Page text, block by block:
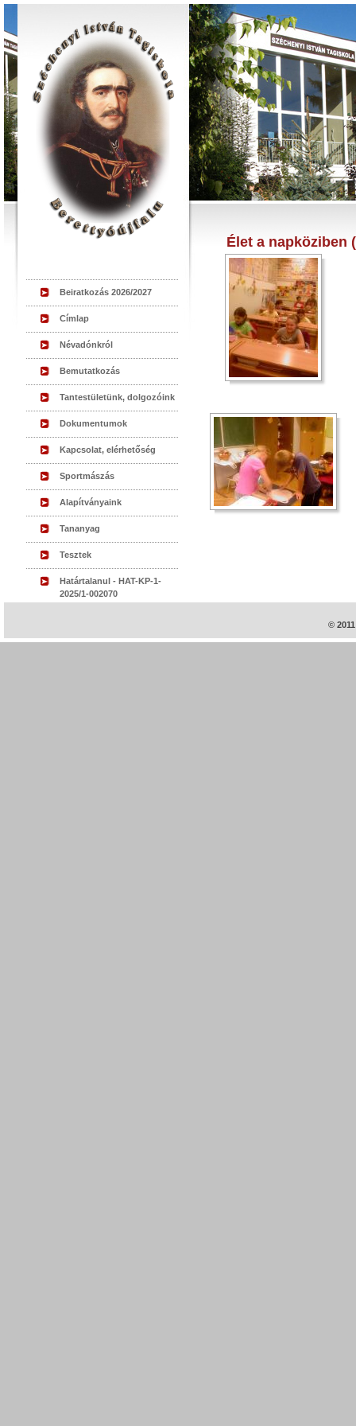
Beiratkozás 2026/2027
Címlap
Névadónkról
Bemutatkozás
Tantestületünk, dolgozóink
Dokumentumok
Kapcsolat, elérhetőség
Sportmászás
Alapítványaink
Tananyag
Tesztek
Határtalanul - HAT-KP-1-
2025/1-002070
Élet a napköziben
©